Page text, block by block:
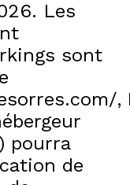
Les
sont
pourra
de